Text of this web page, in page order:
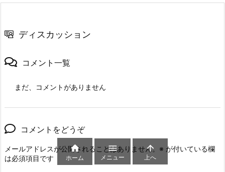
ディスカッション
コメント一覧
まだ、コメントがありません
コメントをどうぞ
メールアドレスが公開されることはありません。 ※ が付いている欄
は必須項目です

ホーム

メニュー

上へ